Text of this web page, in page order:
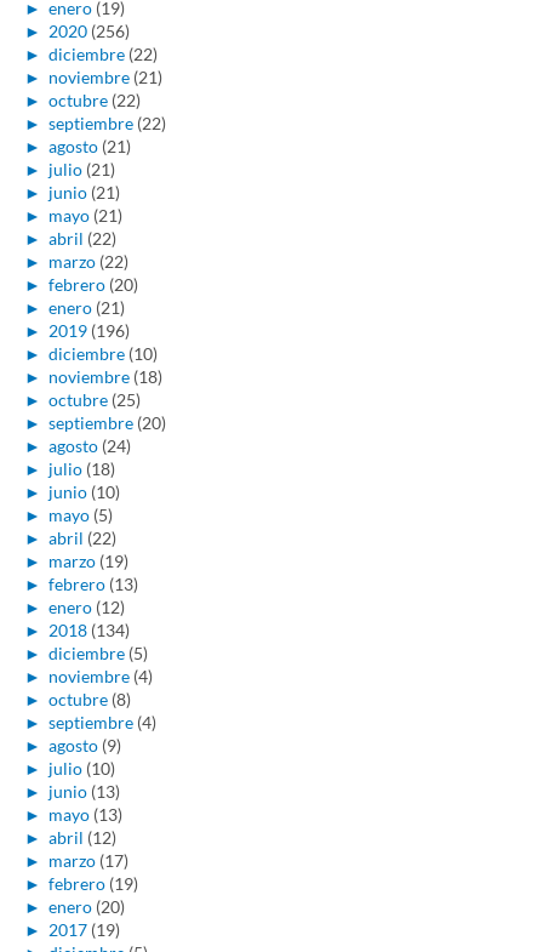
► enero (19)
► 2020 (256)
► diciembre (22)
► noviembre (21)
► octubre (22)
► septiembre (22)
► agosto (21)
► julio (21)
► junio (21)
► mayo (21)
► abril (22)
► marzo (22)
► febrero (20)
► enero (21)
► 2019 (196)
► diciembre (10)
► noviembre (18)
► octubre (25)
► septiembre (20)
► agosto (24)
► julio (18)
► junio (10)
► mayo (5)
► abril (22)
► marzo (19)
► febrero (13)
► enero (12)
► 2018 (134)
► diciembre (5)
► noviembre (4)
► octubre (8)
► septiembre (4)
► agosto (9)
► julio (10)
► junio (13)
► mayo (13)
► abril (12)
► marzo (17)
► febrero (19)
► enero (20)
► 2017 (19)